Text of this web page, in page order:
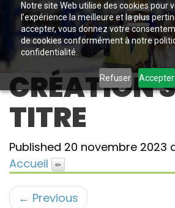
Notre site Web utilise des cookies pour
l’expérience la meilleure et la plus
accepter, vous donnez votre
de cookies conformément à notre
confidentialité.
Refuser Accepter
CRÉATION
TITRE
Published 20 novembre 2023
Accueil
← Previous